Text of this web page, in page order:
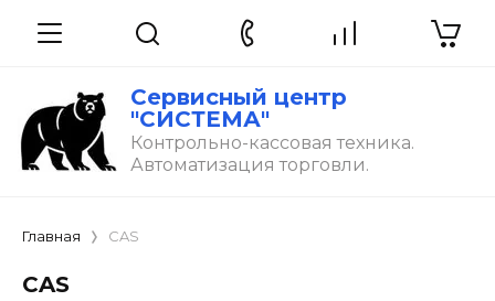
Сервисный центр
"СИСТЕМА"
Контрольно-кассовая техника.
Автоматизация торговли.
Главная CAS
CAS